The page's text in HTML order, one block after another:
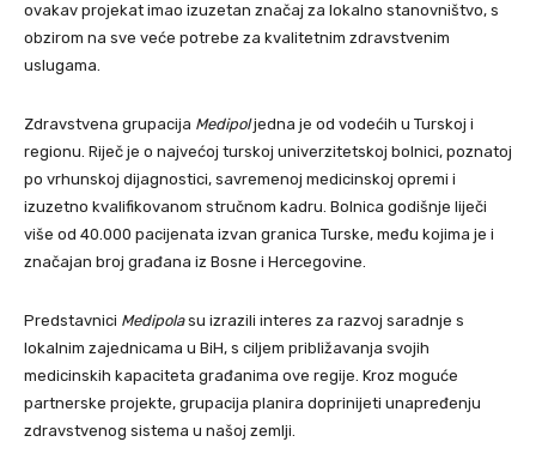
ovakav projekat imao izuzetan značaj za lokalno stanovništvo, s
obzirom na sve veće potrebe za kvalitetnim zdravstvenim
uslugama.
Zdravstvena grupacija Medipoljedna je od vodećih u Turskoj i
regionu. Riječ je o najvećoj turskoj univerzitetskoj bolnici, poznatoj
po vrhunskoj dijagnostici, savremenoj medicinskoj opremi i
izuzetno kvalifikovanom stručnom kadru. Bolnica godišnje liječi
više od 40.000 pacijenata izvan granica Turske, među kojima je i
značajan broj građana iz Bosne i Hercegovine.
Predstavnici Medipolasu izrazili interes za razvoj saradnje s
lokalnim zajednicama u BiH, s ciljem približavanja svojih
medicinskih kapaciteta građanima ove regije. Kroz moguće
partnerske projekte, grupacija planira doprinijeti unapređenju
zdravstvenog sistema u našoj zemlji.